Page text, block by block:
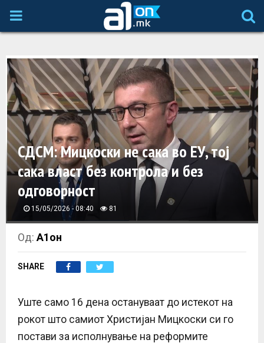
P
I
M
A
R
M
E
N
U
СДСМ: Мицкоски не сака во ЕУ, тој
сака власт без контрола и без
одговорност
15/05/2026 - 08:40 81
Од:А1он
SHARE
Уште само 16 дена остануваат до истекот на
рокот што самиот Христијан Мицкоски си го
постави за исполнување на реформите